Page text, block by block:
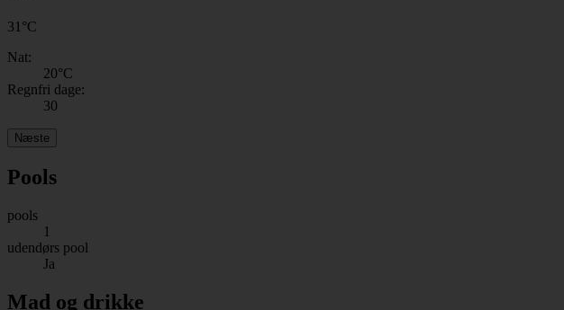
31 °C
Nat:
20°C
Regnfri dage:
30
Næste
Pools
pools
1
udendørs pool
Ja
Mad og drikke